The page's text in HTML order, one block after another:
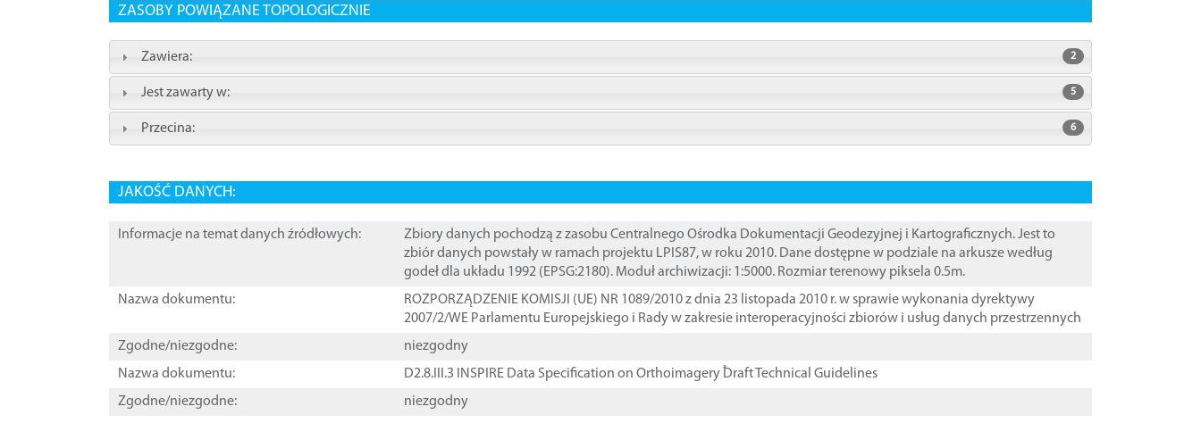
ZASOBY POWIĄZANE TOPOLOGICZNIE
Zawiera: 2
Jest zawarty w: 5
Przecina: 6
JAKOŚĆ DANYCH:
Informacje na temat danych źródłowych:
Zbiory danych pochodzą z zasobu Centralnego Ośrodka Dokumentacji Geodezyjnej i Kartograficznych. Jest to
zbiór danych powstały w ramach projektu LPIS87, w roku 2010. Dane dostępne w podziale na arkusze według
godeł dla układu 1992 (EPSG:2180). Moduł archiwizacji: 1:5000. Rozmiar terenowy piksela 0.5m.
Nazwa dokumentu:
ROZPORZĄDZENIE KOMISJI (UE) NR 1089/2010 z dnia 23 listopada 2010 r. w sprawie wykonania dyrektywy
2007/2/WE Parlamentu Europejskiego i Rady w zakresie interoperacyjności zbiorów i usług danych przestrzennych
Zgodne/niezgodne:
niezgodny
Nazwa dokumentu:
D2.8.III.3 INSPIRE Data Specification on Orthoimagery ֠Draft Technical Guidelines
Zgodne/niezgodne:
niezgodny